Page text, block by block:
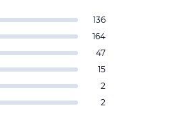
136
164
47
15
2
2